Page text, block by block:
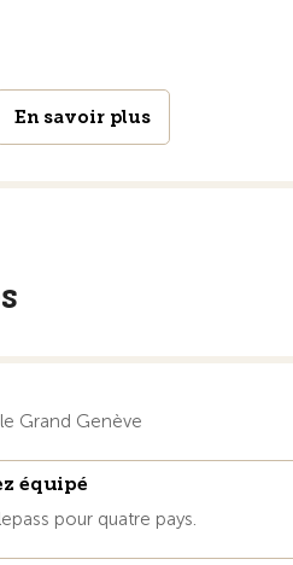
En savoir plus
Grand Genève
équipé
pour quatre pays.